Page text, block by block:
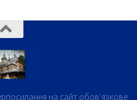
на сайт обов'язкове